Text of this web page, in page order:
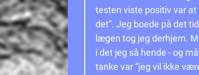
testen viste positiv var at
det”. Jeg boede på det
lægen tog jeg derhjem.
i det jeg så hende - og
tanke var “jeg vil ikke